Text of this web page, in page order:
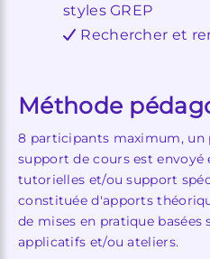
styles GREP
Rechercher et
Méthode
8 participants maximum, un
support de cours est envoyé
tutorielles et/ou support
constituée d'apports
de mises en pratique basées
applicatifs et/ou ateliers.